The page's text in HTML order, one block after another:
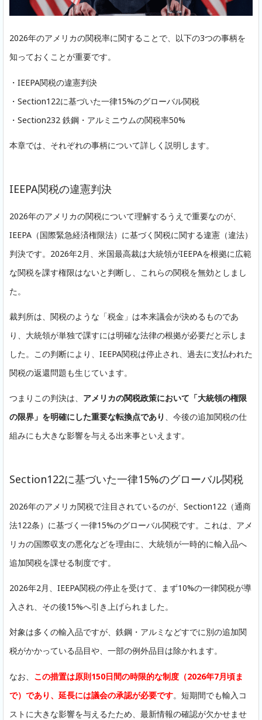
2026年のアメリカの関税率に関することで、以下の3つの事柄を
知っておくことが重要です。
・IEEPA関税の違憲判決
・Section122に基づいた一律15%のグローバル関税
・Section232 鉄鋼・アルミニウムの関税率50%
本章では、それぞれの事柄について詳しく説明します。
IEEPA関税の違憲判決
2026年のアメリカの関税について理解するうえで重要なのが、
IEEPA（国際緊急経済権限法）に基づく関税に関する違憲（違法）
判決です。2026年2月、米国最高裁は大統領がIEEPAを根拠に広範
な関税を課す権限はないと判断し、これらの関税を無効としまし
た。
裁判所は、関税のような「税金」は本来議会が決めるものであ
り、大統領が単独で課すには明確な法律の根拠が必要だと示しま
した。この判断により、IEEPA関税は停止され、過去に支払われた
関税の返還問題も生じています。
つまりこの判決は、 アメリカの関税政策において「大統領の権限
の限界」を明確にした重要な転換点であり 、今後の追加関税の仕
組みにも大きな影響を与える出来事といえます。
Section122に基づいた一律15%のグローバル関税
2026年のアメリカ関税で注目されているのが、Section122（通商
法122条）に基づく一律15%のグローバル関税です。これは、アメ
リカの国際収支の悪化などを理由に、大統領が一時的に輸入品へ
追加関税を課せる制度です。
2026年2月、IEEPA関税の停止を受けて、まず10%の一律関税が導
入され、その後15%へ引き上げられました。
対象は多くの輸入品ですが、鉄鋼・アルミなどすでに別の追加関
税がかかっている品目や、一部の例外品目は除かれます。
なお、 この措置は原則150日間の時限的な制度（2026年7月頃ま
で）であり、延長には議会の承認が必要です。短期間でも輸入コ
ストに大きな影響を与えるたため、最新情報の確認が欠かせませ